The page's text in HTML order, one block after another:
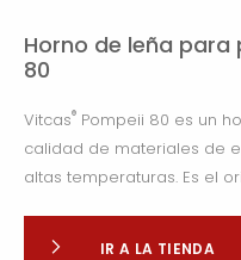
Horno de leña para
80
Vitcas® Pompeii 80 es un
calidad de materiales de
altas temperaturas. Es el
IR A LA TIENDA